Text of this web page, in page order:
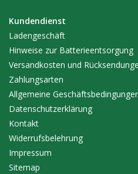
Kundendienst
Ladengeschäft
Hinweise zur Batterieentsorgung
Versandkosten und
Zahlungsarten
Allgemeine
Datenschutzerklärung
Kontakt
Widerrufsbelehrung
Impressum
Sitemap